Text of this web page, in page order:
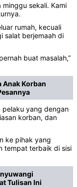
sekali. Kami
rumah, kecuali
salat berjemaah di
buat masalah,”
Anak Korban
pelaku yang dengan
korban, dan
ke pihak yang
tempat terbaik di sisi
Tulisan Ini